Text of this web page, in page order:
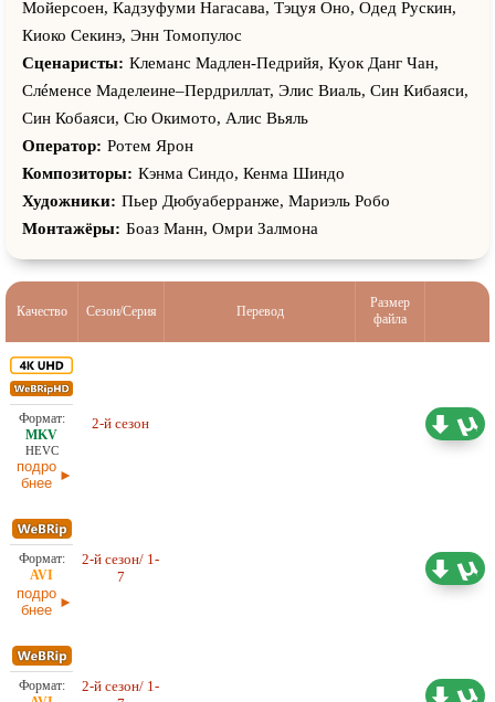
Кордье, Сара Д’Амарио, Ана Ломбарди, Рори Доннелли,
Мию Андо, Итиро Хасимото, Жюльен Персонас, Маико
Исии, Нодзоми де Ланкесэ, Паскуале Д’Инка, Эрве Маскелье
Мойерсоен, Кадзуфуми Нагасава, Тэцуя Оно, Одед Рускин,
Киоко Секинэ, Энн Томопулос
Сценаристы: Клеманс Мадлен-Педрийя, Куок Данг Чан,
Cлéменcе Маделеине–Пердриллат, Элис Виаль, Син Кибаяси,
Син Кобаяси, Сю Окимото, Алис Вьяль
Оператор: Ротем Ярон
Композиторы: Кэнма Синдо, Кенма Шиндо
Художники: Пьер Дюбуаберранже, Мариэль Робо
Монтажёры: Боаз Манн, Омри Залмона
Качество Сезон/Серия Перевод
Размер
файла
HEVC
подро
бнее
2-й сезон
подро
бнее
2-й сезон/ 1-
7
2-й сезон/ 1-